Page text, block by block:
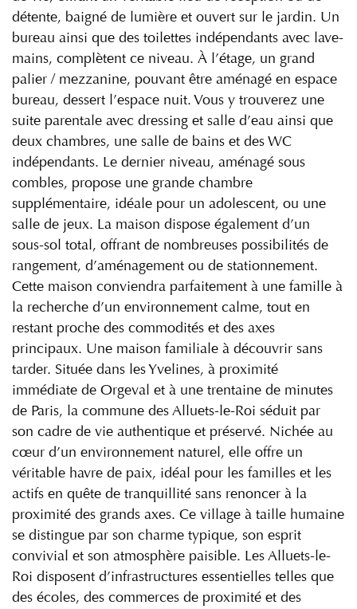
détente, baigné de lumière et ouvert sur le jardin. Un
bureau ainsi que des toilettes indépendants avec lave-
mains, complètent ce niveau. À l’étage, un grand
palier / mezzanine, pouvant être aménagé en espace
bureau, dessert l’espace nuit. Vous y trouverez une
suite parentale avec dressing et salle d’eau ainsi que
deux chambres, une salle de bains et des WC
indépendants. Le dernier niveau, aménagé sous
combles, propose une grande chambre
supplémentaire, idéale pour un adolescent, ou une
salle de jeux. La maison dispose également d’un
sous-sol total, offrant de nombreuses possibilités de
rangement, d’aménagement ou de stationnement.
Cette maison conviendra parfaitement à une famille à
la recherche d’un environnement calme, tout en
restant proche des commodités et des axes
principaux. Une maison familiale à découvrir sans
tarder. Située dans les Yvelines, à proximité
immédiate de Orgeval et à une trentaine de minutes
de Paris, la commune des Alluets-le-Roi séduit par
son cadre de vie authentique et préservé. Nichée au
cœur d’un environnement naturel, elle offre un
véritable havre de paix, idéal pour les familles et les
actifs en quête de tranquillité sans renoncer à la
proximité des grands axes. Ce village à taille humaine
se distingue par son charme typique, son esprit
convivial et son atmosphère paisible. Les Alluets-le-
Roi disposent d’infrastructures essentielles telles que
des écoles, des commerces de proximité et des